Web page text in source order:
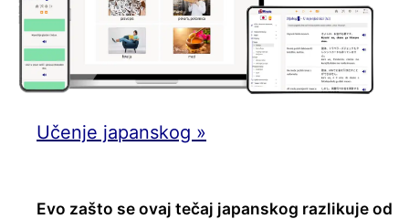
Učenje japanskog »
Evo zašto se ovaj tečaj japanskog razlikuje od